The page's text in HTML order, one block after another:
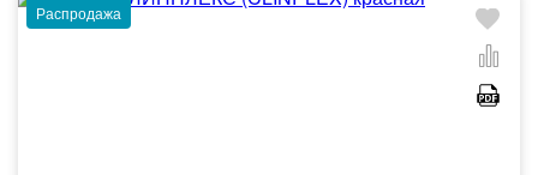
Распродажа